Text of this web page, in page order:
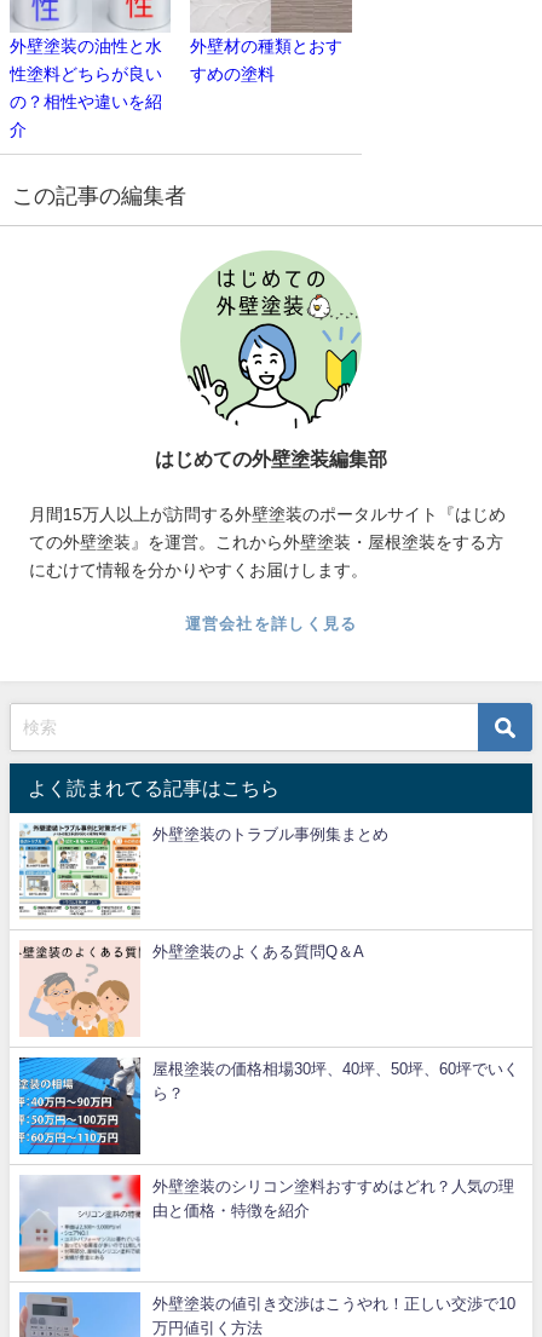
外壁塗装の油性と水
性塗料どちらが良い
の？相性や違いを紹
介
外壁材の種類とおす
すめの塗料
この記事の編集者
はじめての外壁塗装編集部
月間15万人以上が訪問する外壁塗装のポータルサイト『はじめ
ての外壁塗装』を運営。これから外壁塗装・屋根塗装をする方
にむけて情報を分かりやすくお届けします。
運営会社を詳しく見る
よく読まれてる記事はこちら
外壁塗装のトラブル事例集まとめ
外壁塗装のよくある質問Q＆A
屋根塗装の価格相場30坪、40坪、50坪、60坪でいく
ら？
外壁塗装のシリコン塗料おすすめはどれ？人気の理
由と価格・特徴を紹介
外壁塗装の値引き交渉はこうやれ！正しい交渉で10
万円値引く方法